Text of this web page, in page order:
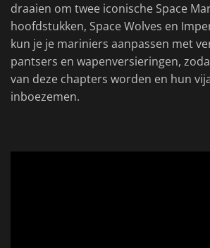
draaien om twee iconische Space
hoofdstukken, Space Wolves en
kun je je mariniers aanpassen met
pantsers en wapenversieringen,
van deze chapters worden en hun
inboezemen.